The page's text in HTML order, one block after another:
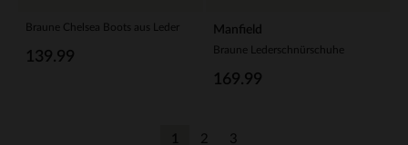
Braune Chelsea Boots aus Leder
139.99
Manfield
Braune Lederschnürschuhe
169.99
1 2 3